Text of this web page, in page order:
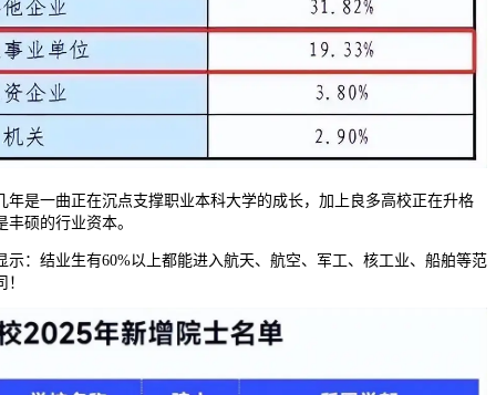
一曲正在沉点支撑职业本科大学的成长，加上良多高校正在升格
硕的行业资本。
结业生有60%以上都能进入航天、航空、军工、核工业、船舶等范